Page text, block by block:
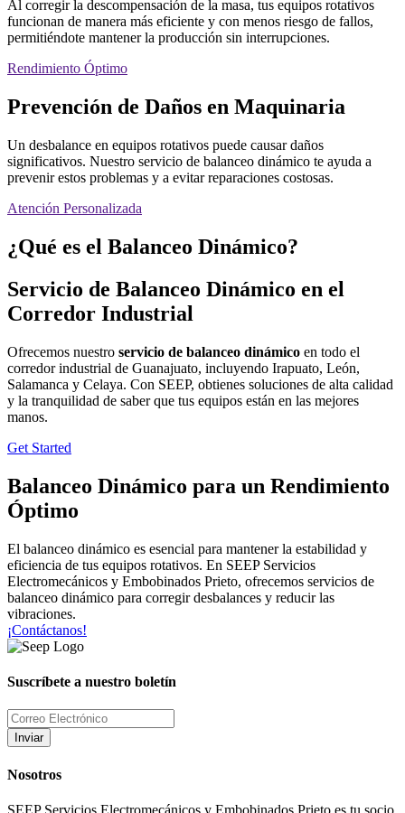
Al corregir la descompensación de la masa, tus equipos rotativos
funcionan de manera más eficiente y con menos riesgo de fallos,
permitiéndote mantener la producción sin interrupciones.
Rendimiento Óptimo
Prevención de Daños en Maquinaria
Un desbalance en equipos rotativos puede causar daños
significativos. Nuestro servicio de balanceo dinámico te ayuda a
prevenir estos problemas y a evitar reparaciones costosas.
Atención Personalizada
¿Qué es el Balanceo Dinámico?
Servicio de Balanceo Dinámico en el
Corredor Industrial
Ofrecemos nuestro servicio de balanceo dinámico en todo el
corredor industrial de Guanajuato, incluyendo Irapuato, León,
Salamanca y Celaya. Con SEEP, obtienes soluciones de alta calidad
y la tranquilidad de saber que tus equipos están en las mejores
manos.
Get Started
Balanceo Dinámico para un Rendimiento
Óptimo
El balanceo dinámico es esencial para mantener la estabilidad y
eficiencia de tus equipos rotativos. En SEEP Servicios
Electromecánicos y Embobinados Prieto, ofrecemos servicios de
balanceo dinámico para corregir desbalances y reducir las
vibraciones.
¡Contáctanos!
Suscríbete a nuestro boletín
Inviar
Nosotros
SEEP Servicios Electromecánicos y Embobinados Prieto es tu socio